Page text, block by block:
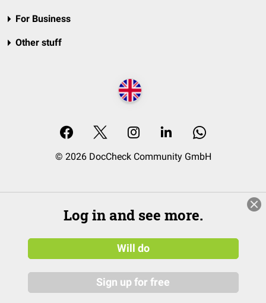
For Business
Other stuff
© 2026 DocCheck Community GmbH
Log in and see more.
Will do
Sign up for free